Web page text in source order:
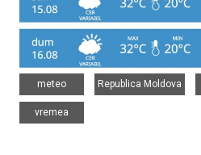
meteo
Republica Moldova
vremea